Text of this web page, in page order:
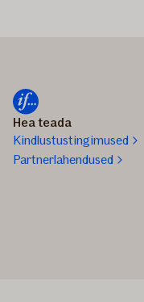
Hea teada
Kindlustustingimused
Partnerlahendused